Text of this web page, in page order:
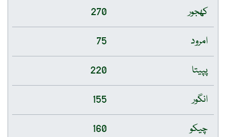
کھجور
270
امرود
75
پپیتا
220
انگور
155
چیکو
160